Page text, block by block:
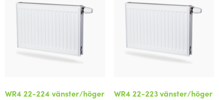
WR4 22-224 vänster/höger WR4 22-223 vänster/höger